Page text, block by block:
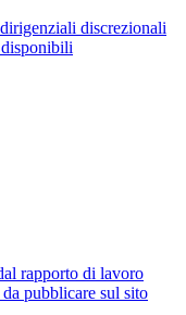
discrezionali
rapporto di lavoro
pubblicare sul sito